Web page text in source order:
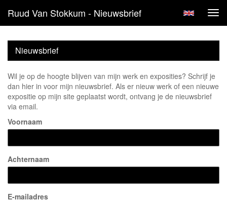
Ruud Van Stokkum - Nieuwsbrief
Nieuwsbrief
Wil je op de hoogte blijven van mijn werk en exposities? Schrijf je
dan hier in voor mijn nieuwsbrief. Als er nieuw werk of een nieuwe
expositie op mijn site geplaatst wordt, ontvang je de nieuwsbrief
via email.
Voornaam
Achternaam
E-mailadres